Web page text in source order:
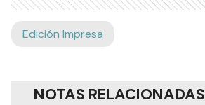
Edición Impresa
NOTAS RELACIONADAS